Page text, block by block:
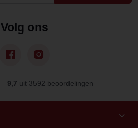
Volg ons
– 9,7 uit 3592 beoordelingen